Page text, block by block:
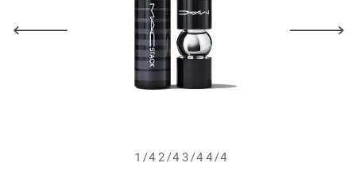
1/42/43/44/4